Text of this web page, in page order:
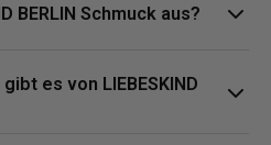
BERLIN Schmuck aus?
die moderne Outfits stilvoll
es von LIEBESKIND